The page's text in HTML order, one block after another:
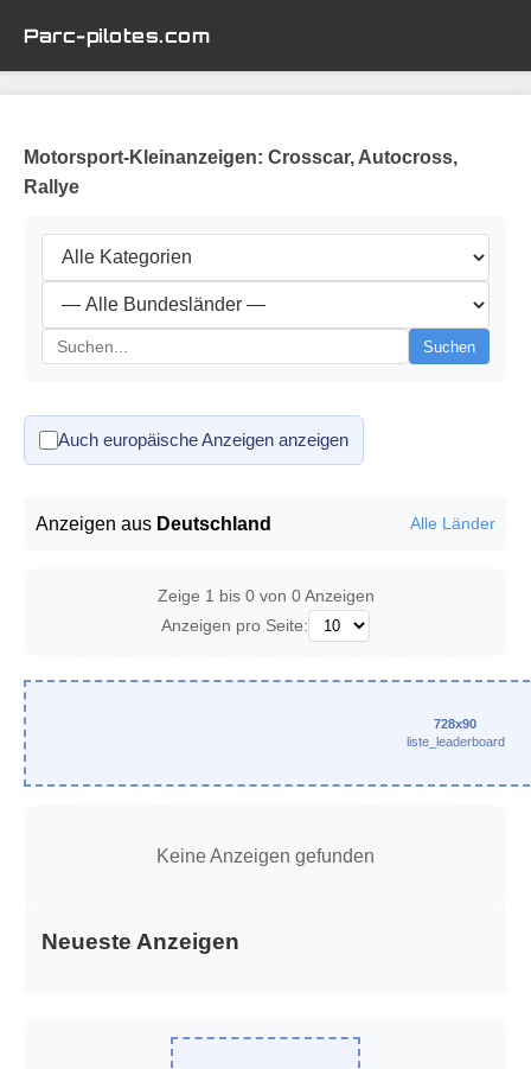
Parc-pilotes.com
Motorsport-Kleinanzeigen: Crosscar, Autocross,
Rallye
Suchen
Auch europäische Anzeigen anzeigen
Anzeigen aus Deutschland Alle Länder
Zeige 1 bis 0 von 0 Anzeigen
Anzeigen pro Seite:
728x90
liste_leaderboard
Keine Anzeigen gefunden
Neueste Anzeigen